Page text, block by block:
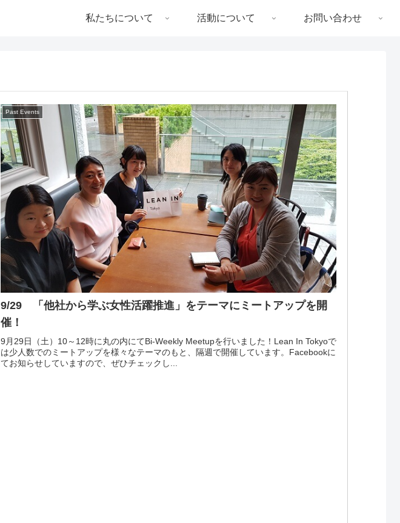
私たちについて 活動について お問い合わせ
Past Events
9/29 「他社から学ぶ女性活躍推進」をテーマにミートアップを開
催！
9月29日（土）10～12時に丸の内にてBi-Weekly Meetupを行いました！Lean In Tokyoで
は少人数でのミートアップを様々なテーマのもと、隔週で開催しています。Facebookに
てお知らせしていますので、ぜひチェックし...